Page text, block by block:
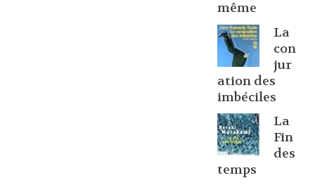
même
La
con
jur
ation des
imbéciles
La
Fin
des
temps